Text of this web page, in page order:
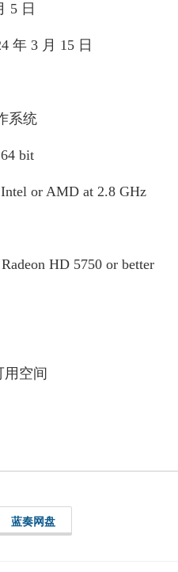
5 日
年 3 月 15 日
系统
bit
or AMD at 2.8 GHz
HD 5750 or better
空间
蓝奏网盘